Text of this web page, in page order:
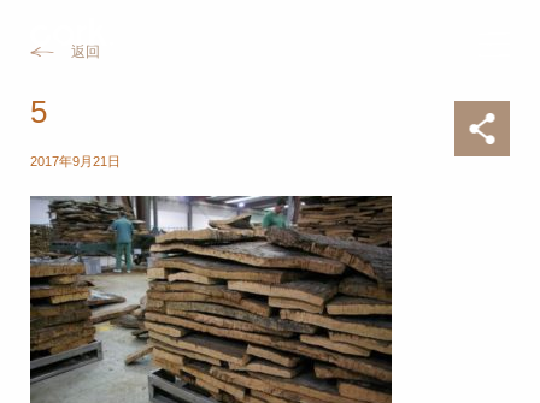
返回
5
2017年9月21日